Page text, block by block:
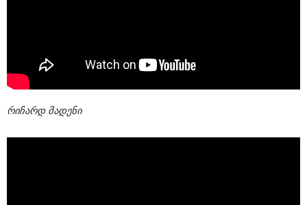
რიჩარდ მადენი